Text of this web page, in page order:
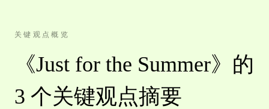
关键观点概览
《Just for the Summer》的
3 个关键观点摘要